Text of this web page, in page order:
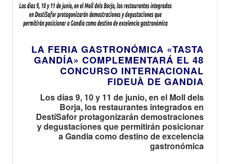
LA FERIA GASTRONÓMICA «TASTA
GANDÍA» COMPLEMENTARÁ EL 48
CONCURSO INTERNACIONAL
FIDEUÀ DE GANDIA
Los días 9, 10 y 11 de junio, en el Moll dels
Borja, los restaurantes integrados en
DestíSafor protagonizarán demostraciones
y degustaciones que permitirán posicionar
a Gandia como destino de excelencia
gastronómica